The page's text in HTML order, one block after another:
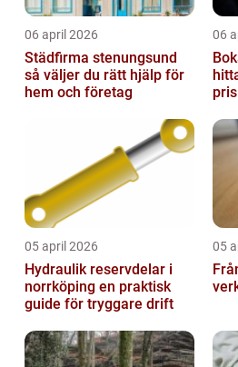
06 april 2026
Städfirma stenungsund
så väljer du rätt hjälp för
hem och företag
06
pris
05 april 2026
Hydraulik reservdelar i
norrköping en praktisk
guide för tryggare drift
05